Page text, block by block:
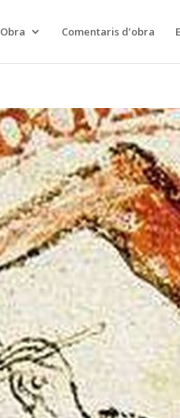
Obra Comentaris d’obra